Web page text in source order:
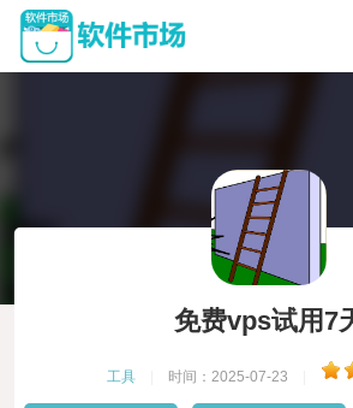
免费vps试用7
工具 时间：2025-07-23